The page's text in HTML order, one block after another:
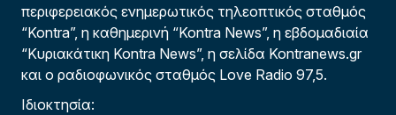
περιφερειακός ενημερωτικός τηλεοπτικός σταθμός
“Kontra”, η καθημερινή “Kontra News”, η εβδομαδιαία
“Κυριακάτικη Kontra News”, η σελίδα Kontranews.gr
και ο ραδιοφωνικός σταθμός Love Radio 97,5.
Ιδιοκτησία: